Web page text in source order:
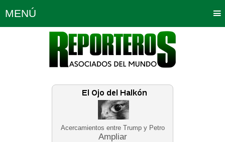
Acercamientos entre Trump y Petro
Ampliar
MENÚ
Política Opinión Bogotá
Planeta Tierra Deportes
Educación Neira